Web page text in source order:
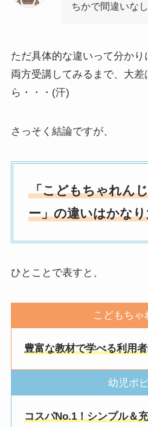
ちかで間違いな
ただ具体的な違いって分か
両方受講してみるまで、大
ら・・・(汗)
さっそく結論ですが、
「こどもちゃれん
ー」の違いはかな
ひとことで表すと、
こどもちゃ
豊富な教材で学べる利用
幼児ポ
コスパNo.1！シンプル＆